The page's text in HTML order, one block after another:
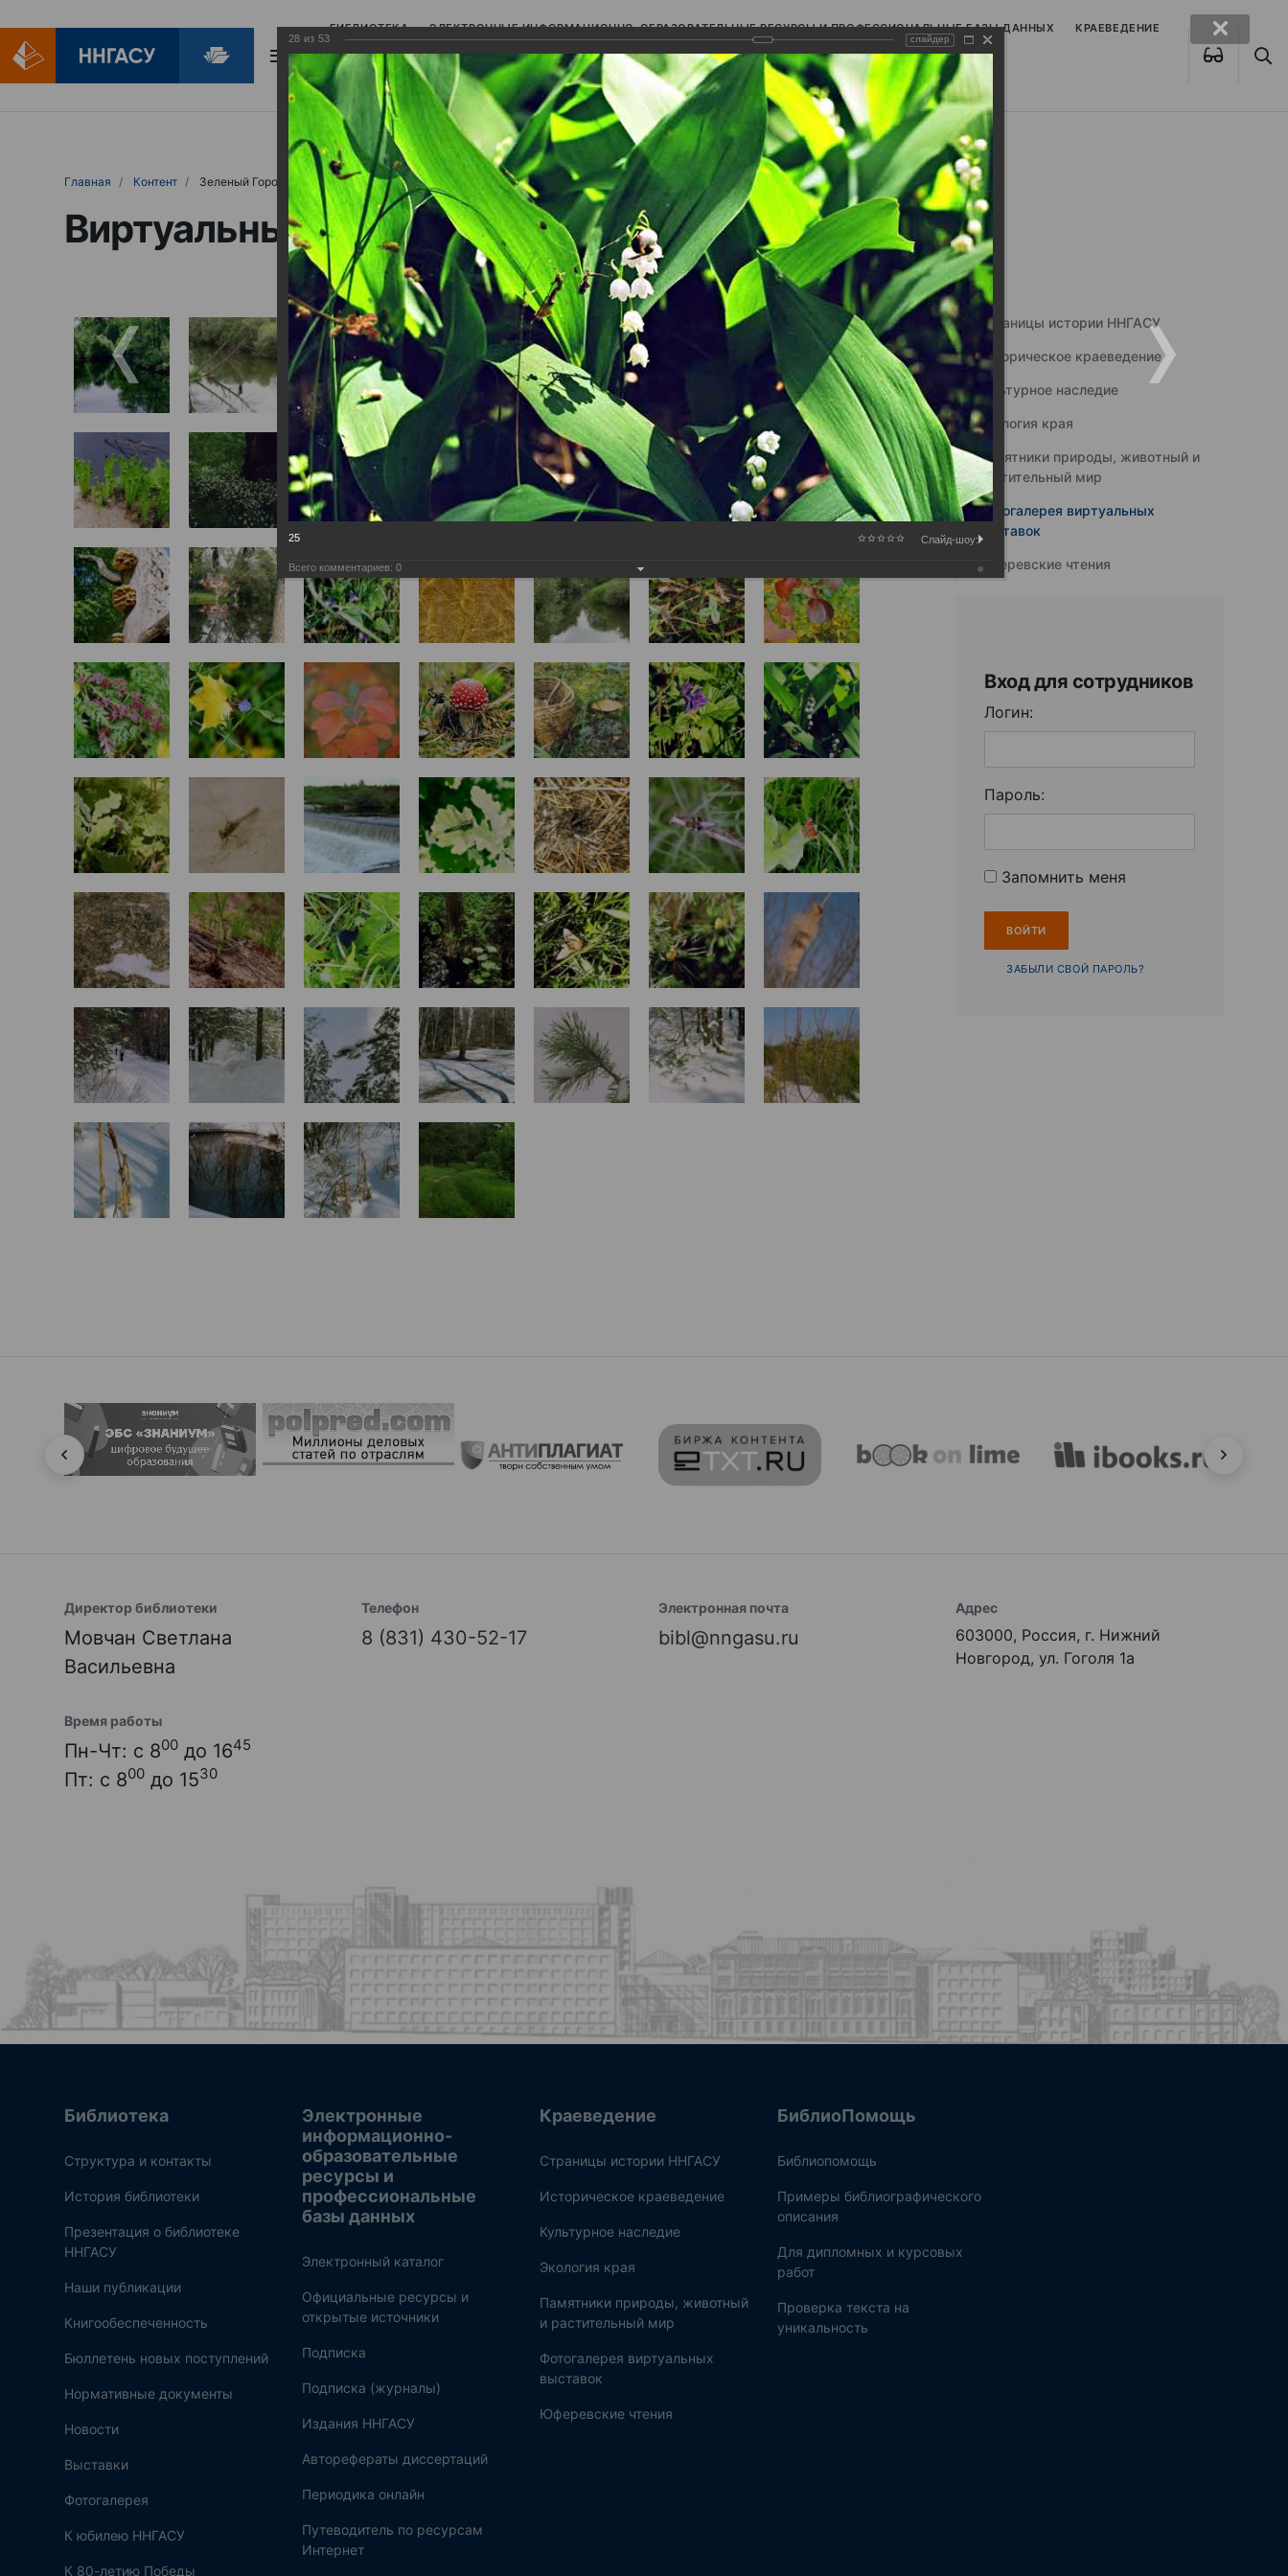
БИБЛИОТЕКА ЭЛЕКТРОННЫЕ ИНФОРМАЦИОННО-ОБРАЗОВАТЕЛЬНЫЕ РЕСУРСЫ И ПРОФЕССИОНАЛЬНЫЕ БАЗЫ ДАННЫХ КРАЕВЕДЕНИЕ
БИБЛИОПОМОЩЬ
Главная Контент Зеленый Город
Виртуальные выставки (фотоальбомы)
Страницы истории ННГАСУ
Историческое краеведение
Культурное наследие
Экология края
Памятники природы, животный и
растительный мир
Фотогалерея виртуальных
выставок
Юферевские чтения
Вход для сотрудников
Логин:
Пароль:
Запомнить меня
ЗАБЫЛИ СВОЙ ПАРОЛЬ?
Директор библиотеки
Мовчан Светлана
Васильевна
Телефон
8 (831) 430-52-17
Электронная почта
bibl@nngasu.ru
Адрес
603000, Россия, г. Нижний
Новгород, ул. Гоголя 1а
Время работы
Пн-Чт: с 800 до 1645
Пт: с 800 до 1530
Библиотека
Структура и контакты
История библиотеки
Презентация о библиотеке
ННГАСУ
Наши публикации
Книгообеспеченность
Бюллетень новых поступлений
Нормативные документы
Новости
Выставки
Фотогалерея
К юбилею ННГАСУ
К 80-летию Победы
Электронные
информационно-
образовательные
ресурсы и
профессиональные
базы данных
Электронный каталог
Официальные ресурсы и
открытые источники
Подписка
Подписка (журналы)
Издания ННГАСУ
Авторефераты диссертаций
Периодика онлайн
Путеводитель по ресурсам
Интернет
Краеведение
Страницы истории ННГАСУ
Историческое краеведение
Культурное наследие
Экология края
Памятники природы, животный
и растительный мир
Фотогалерея виртуальных
выставок
Юферевские чтения
БиблиоПомощь
Библиопомощь
Примеры библиографического
описания
Для дипломных и курсовых
работ
Проверка текста на
уникальность
28 из 53 слайдер
25 Слайд-шоу:
Всего комментариев: 0